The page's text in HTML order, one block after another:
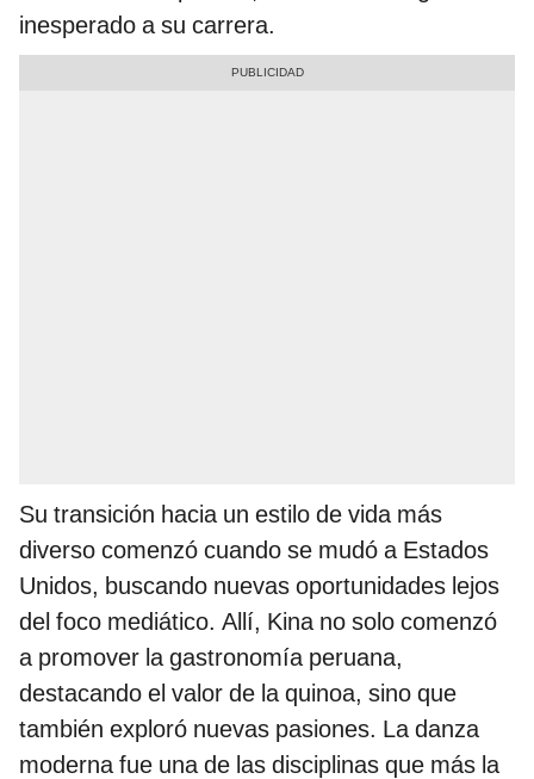
inesperado a su carrera.
Su transición hacia un estilo de vida más
diverso comenzó cuando se mudó a Estados
Unidos, buscando nuevas oportunidades lejos
del foco mediático. Allí, Kina no solo comenzó
a promover la gastronomía peruana,
destacando el valor de la quinoa, sino que
también exploró nuevas pasiones. La danza
moderna fue una de las disciplinas que más la